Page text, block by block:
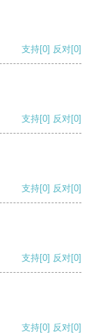
支持[0] 反对[0]
支持[0] 反对[0]
支持[0] 反对[0]
支持[0] 反对[0]
支持[0] 反对[0]